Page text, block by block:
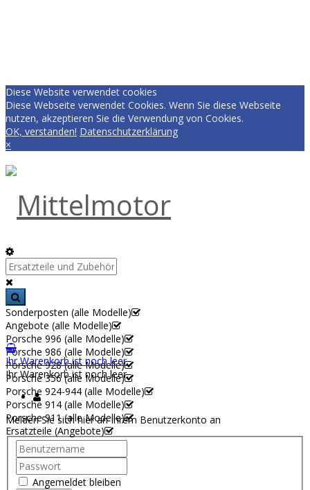
Diese Website verwendet cookies
Diese Webseite verwendet Cookies. Wenn Sie diese Webseite
nutzen, akzeptieren Sie die Verwendung von Cookies.
OK, verstanden! Datenschutzerklärung
×
Sonderposten (alle Modelle)
Angebote (alle Modelle)
Porsche 996 (alle Modelle)
Porsche 986 (alle Modelle)
Porsche 928 (alle Modelle)
Porsche 356 (alle Modelle)
Porsche 924-944 (alle Modelle)
Porsche 914 (alle Modelle)
Porsche 911 (alle Modelle)
Ersatzteile (Angebote)
Ihr Warenkorb ist noch leer.
Ihr Warenkorb ist noch leer.
Melden Sie sich hier an Ihrem Benutzerkonto an
Angemeldet bleiben